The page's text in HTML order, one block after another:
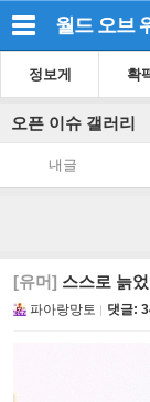
월드 오브
정보게 확
오픈 이슈 갤러리
내글
[유머] 스스로 늙
파아랑망토 댓글: